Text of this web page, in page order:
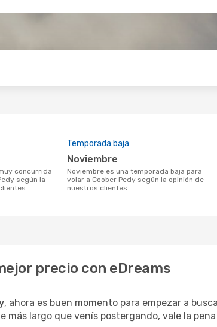
según la
Temporada baja
noviembre
noviembre es una temporada baja para
volar a Coober Pedy según la opinión de
nuestros clientes
precio con eDreams
, ahora es buen momento para empezar a
más largo que venís postergando, vale la